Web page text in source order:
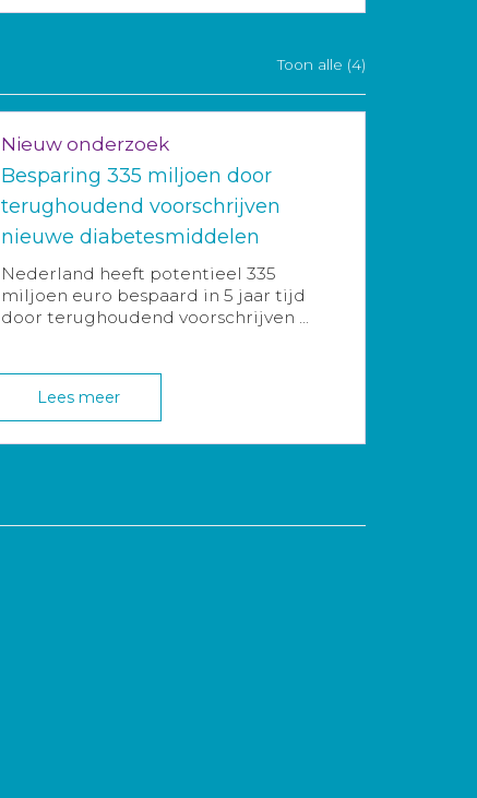
Toon alle (4)
Nieuw onderzoek
Besparing 335 miljoen door
terughoudend voorschrijven
nieuwe diabetesmiddelen
Nederland heeft potentieel 335
miljoen euro bespaard in 5 jaar tijd
door terughoudend voorschrijven ...
Lees meer